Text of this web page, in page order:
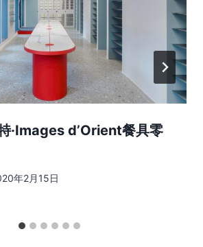
·Images d’Orient餐具零
年2月15日